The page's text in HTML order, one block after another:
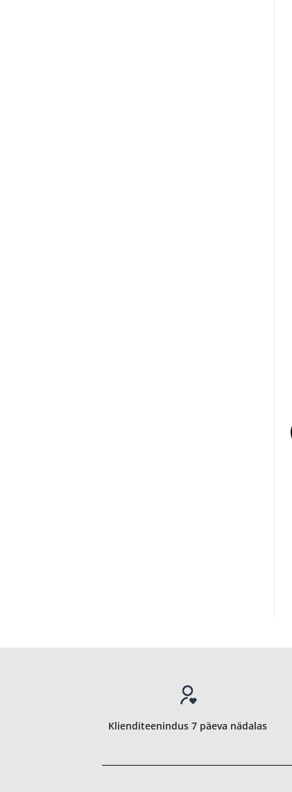
Klienditeenindus 7 päeva nädalas